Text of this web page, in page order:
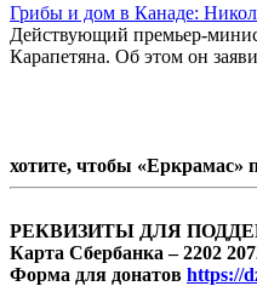
Грибы и дом в Канаде: Никол
Действующий премьер-
Карапетяна. Об этом он
хотите, чтобы «Еркрамас»
РЕКВИЗИТЫ ДЛЯ
Карта Сбербанка – 2202
Форма для донатов https://